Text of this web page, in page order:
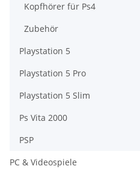
Kopfhörer für Ps4
Zubehör
Playstation 5
Playstation 5 Pro
Playstation 5 Slim
Ps Vita 2000
PSP
PC & Videospiele